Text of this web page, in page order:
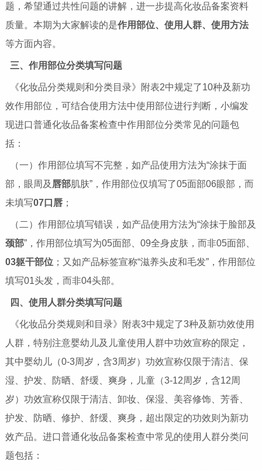
题，希望通过共性问题的讲解，进一步提高化妆品备案资料
质量。本期为大家解读的是作用部位、使用人群、使用方法
等方面内容。
三、作用部位分类填写问题
《化妆品分类规则和分类目录》附表2中规定了10种及新功
效作用部位，可结合使用方法中使用部位进行判断，小编发
现进口普通化妆品备案检查中作用部位分类常见的问题包
括：
（一）作用部位填写不完整，如产品使用方法为“涂抹于面
部，眼周及 唇部肌肤”，作用部位仅填写了05面部06眼部，而
未填写07口唇；
（二）作用部位填写错误，如产品使用方法为“涂抹于脸部及
颈部”，作用部位填写为05面部、09全身皮肤，而非05面部、
03躯干部位；又如产品标签宣称“滋养头皮和毛发”，作用部位
填写01头发，而非04头部。
四、使用人群分类填写问题
《化妆品分类规则和目录》附表3中规定了3种及新功效使用
人群，特别注意婴幼儿及儿童使用人群中功效宣称的限定，
其中婴幼儿（0-3周岁，含3周岁）功效宣称仅限于清洁、保
湿、护发、防晒、舒缓、爽身，儿童（3-12周岁，含12周
岁）功效宣称仅限于清洁、卸妆、保湿、美容修饰、芳香、
护发、防晒、修护、舒缓、爽身，超出限定的功效则为新功
效产品。进口普通化妆品备案检查中常见的使用人群分类问
题包括：